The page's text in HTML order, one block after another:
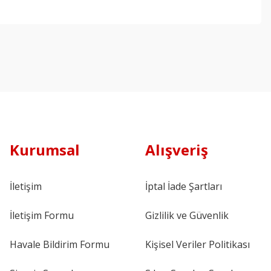
Kurumsal
İletişim
İletişim Formu
Havale Bildirim Formu
Alışveriş
İptal İade Şartları
Gizlilik ve Güvenlik
Kişisel Veriler Politikası